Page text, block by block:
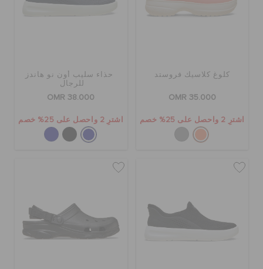
كلوغ كلاسيك فروستد
OMR 35.000
اشترِ 2 واحصل على 25% خصم
حذاء سليب أون نو هاندز
للرجال
OMR 38.000
اشترِ 2 واحصل على 25% خصم